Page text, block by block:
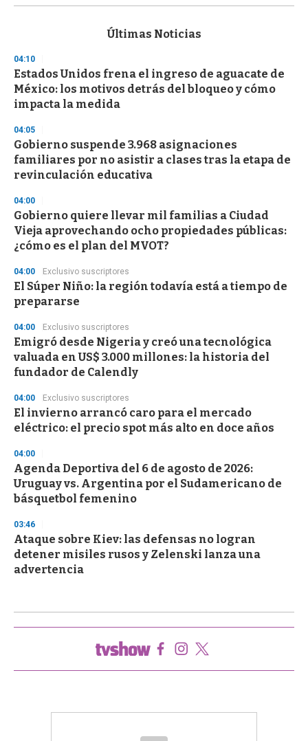
s
d
s
o
f
3
s
e
c
o
n
Últimas Noticias
04:10
Estados Unidos frena el ingreso de aguacate de
México: los motivos detrás del bloqueo y cómo
impacta la medida
04:05
Gobierno suspende 3.968 asignaciones
familiares por no asistir a clases tras la etapa de
revinculación educativa
04:00
Gobierno quiere llevar mil familias a Ciudad
Vieja aprovechando ocho propiedades públicas:
¿cómo es el plan del MVOT?
04:00 Exclusivo suscriptores
El Súper Niño: la región todavía está a tiempo de
prepararse
04:00 Exclusivo suscriptores
Emigró desde Nigeria y creó una tecnológica
valuada en US$ 3.000 millones: la historia del
fundador de Calendly
04:00 Exclusivo suscriptores
El invierno arrancó caro para el mercado
eléctrico: el precio spot más alto en doce años
04:00
Agenda Deportiva del 6 de agosto de 2026:
Uruguay vs. Argentina por el Sudamericano de
básquetbol femenino
03:46
Ataque sobre Kiev: las defensas no logran
detener misiles rusos y Zelenski lanza una
advertencia